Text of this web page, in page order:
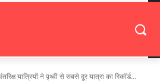
यात्रियों ने पृथ्वी से सबसे दूर यात्रा का रिकॉर्ड...